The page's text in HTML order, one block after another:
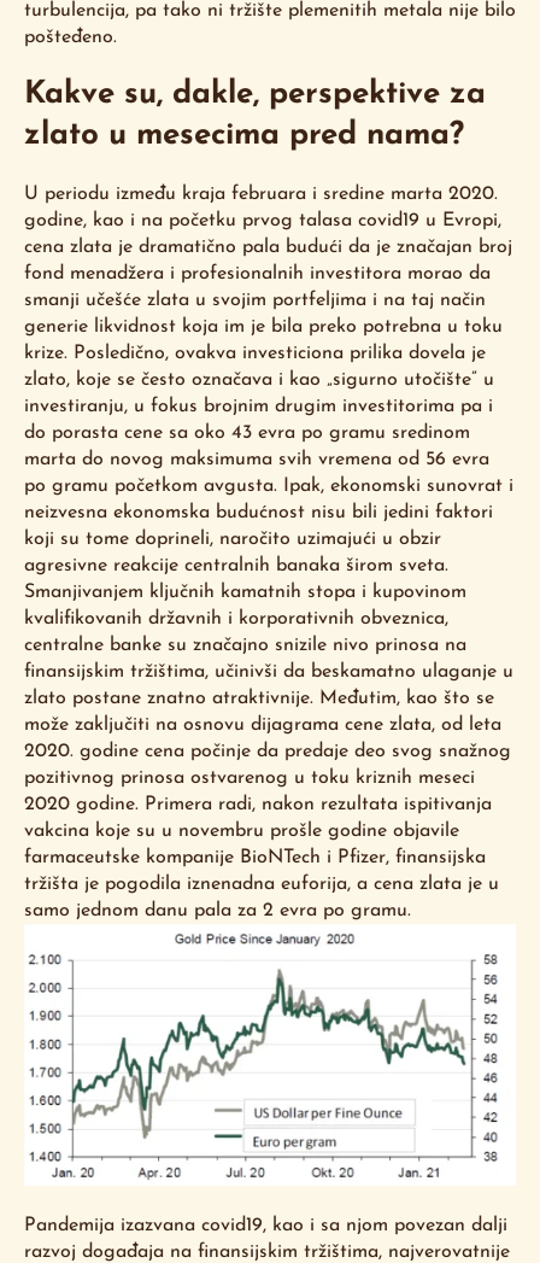
turbulencija, pa tako ni tržište plemenitih metala nije bilo
pošteđeno.
Kakve su, dakle, perspektive za
zlato u mesecima pred nama?
U periodu između kraja februara i sredine marta 2020.
godine, kao i na početku prvog talasa covid19 u Evropi,
cena zlata je dramatično pala budući da je značajan broj
fond menadžera i profesionalnih investitora morao da
smanji učešće zlata u svojim portfeljima i na taj način
generie likvidnost koja im je bila preko potrebna u toku
krize. Posledično, ovakva investiciona prilika dovela je
zlato, koje se često označava i kao „sigurno utočište” u
investiranju, u fokus brojnim drugim investitorima pa i
do porasta cene sa oko 43 evra po gramu sredinom
marta do novog maksimuma svih vremena od 56 evra
po gramu početkom avgusta. Ipak, ekonomski sunovrat i
neizvesna ekonomska budućnost nisu bili jedini faktori
koji su tome doprineli, naročito uzimajući u obzir
agresivne reakcije centralnih banaka širom sveta.
Smanjivanjem ključnih kamatnih stopa i kupovinom
kvalifikovanih državnih i korporativnih obveznica,
centralne banke su značajno snizile nivo prinosa na
finansijskim tržištima, učinivši da beskamatno ulaganje u
zlato postane znatno atraktivnije. Međutim, kao što se
može zaključiti na osnovu dijagrama cene zlata, od leta
2020. godine cena počinje da predaje deo svog snažnog
pozitivnog prinosa ostvarenog u toku kriznih meseci
2020 godine. Primera radi, nakon rezultata ispitivanja
vakcina koje su u novembru prošle godine objavile
farmaceutske kompanije BioNTech i Pfizer, finansijska
tržišta je pogodila iznenadna euforija, a cena zlata je u
samo jednom danu pala za 2 evra po gramu.
Pandemija izazvana covid19, kao i sa njom povezan dalji
razvoj događaja na finansijskim tržištima, najverovatnije